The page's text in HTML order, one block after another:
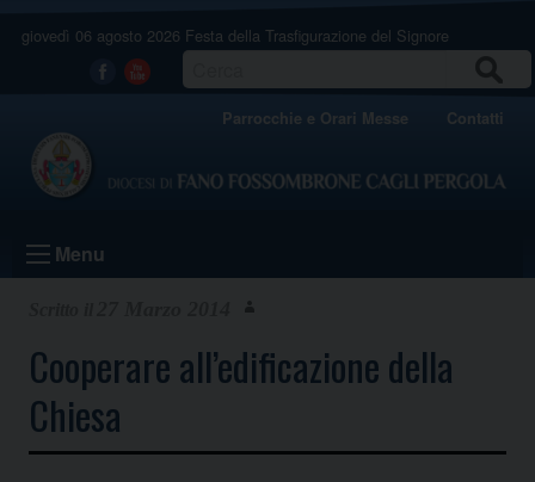
giovedì 06 agosto 2026 Festa della Trasfigurazione del Signore
Facebook
Youtube
Parrocchie e Orari Messe Contatti
Menu
Cooperare all’edificazione della
Chiesa